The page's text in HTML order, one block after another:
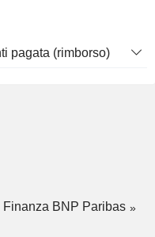
pagata (rimborso)
Finanza BNP Paribas